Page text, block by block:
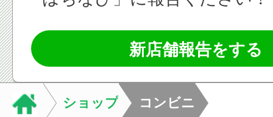
新店舗報告をする
ショップ コンビニ